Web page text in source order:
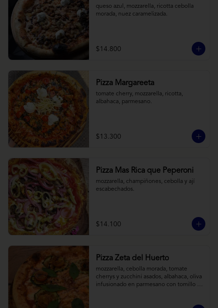
queso azul, mozzarella, ricotta cebolla
morada, nuez caramelizada.
$14.800
Pizza Margareeta
tomate cherry, mozzarella, ricotta,
albahaca, parmesano.
$13.300
Pizza Mas Rica que Peperoni
mozzarella, champiñones, cebolla y ají
escabechados.
$14.100
Pizza Zeta del Huerto
mozzarella, cebolla morada, tomate
cherrys y zucchini asados, albahaca, oliva
infusionado en parmesano con tomillo y